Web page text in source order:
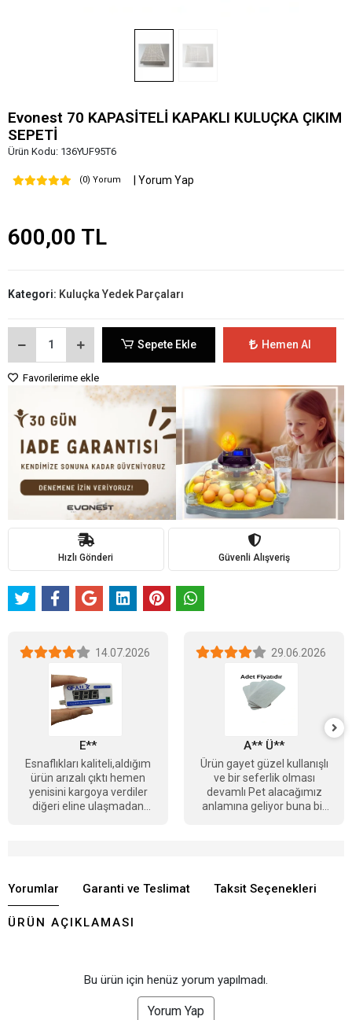
Evonest 70 KAPASİTELİ KAPAKLI KULUÇKA ÇIKIM
SEPETİ
Ürün Kodu: 136YUF95T6
(0) Yorum | Yorum Yap
600,00 TL
Kategori: Kuluçka Yedek Parçaları
Sepete Ekle Hemen Al
Favorilerime ekle
Hızlı Gönderi Güvenli Alışveriş
14.07.2026
E**
Esnaflıkları kaliteli,aldığım
ürün arızalı çıktı hemen
yenisini kargoya verdiler
diğeri eline ulaşmadan
29.06.2026
A** Ü**
Ürün gayet güzel kullanışlı
ve bir seferlik olması
devamlı Pet alacağımız
anlamına geliyor buna bir
Yorumlar Garanti ve Teslimat Taksit Seçenekleri
ÜRÜN AÇIKLAMASI
Bu ürün için henüz yorum yapılmadı.
Yorum Yap